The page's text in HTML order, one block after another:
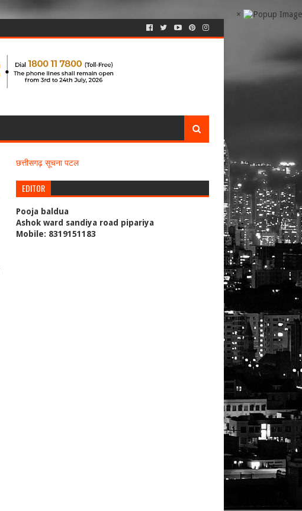
×
छत्तीसगढ़ सूचना पटल
EDITOR
Pooja baldua
Ashok ward sandiya road pipariya
Mobile: 8319151183